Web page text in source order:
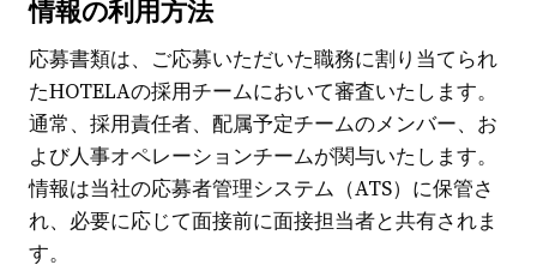
情報の利用方法
応募書類は、ご応募いただいた職務に割り当てられ
たHOTELAの採用チームにおいて審査いたします。
通常、採用責任者、配属予定チームのメンバー、お
よび人事オペレーションチームが関与いたします。
情報は当社の応募者管理システム（ATS）に保管さ
れ、必要に応じて面接前に面接担当者と共有されま
す。